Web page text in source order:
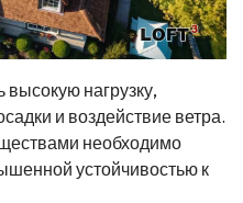
нагрузку,
и воздействие ветра.
необходимо
устойчивостью к